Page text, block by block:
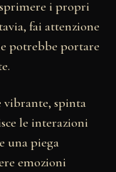
i propri
fai attenzione
potrebbe portare
vibrante, spinta
le interazioni
una piega
emozioni